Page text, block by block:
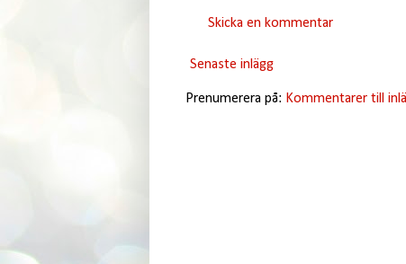
Skicka en kommentar
Senaste inlägg
Prenumerera på: Kommentarer till